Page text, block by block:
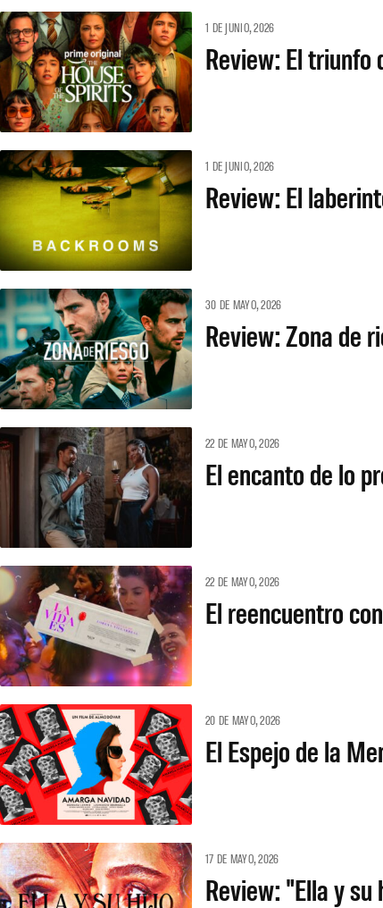
1 DE JUNIO, 2026
Review: El triunfo
1 DE JUNIO, 2026
Review: El
30 DE MAYO, 2026
Review: Zona de
22 DE MAYO, 2026
El encanto de lo
22 DE MAYO, 2026
El reencuentro
20 DE MAYO, 2026
El Espejo de la
17 DE MAYO, 2026
Review: "Ella y